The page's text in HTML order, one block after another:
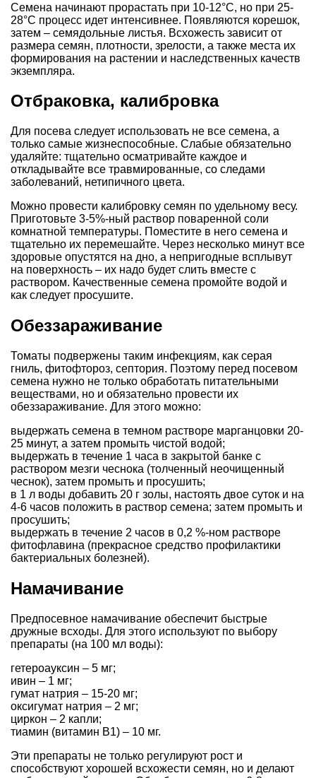
Семена начинают прорастать при 10-12°C, но при 25-
28°C процесс идет интенсивнее. Появляются корешок,
затем – семядольные листья. Всхожесть зависит от
размера семян, плотности, зрелости, а также места их
формирования на растении и наследственных качеств
экземпляра.
Отбраковка, калибровка
Для посева следует использовать не все семена, а
только самые жизнеспособные. Слабые обязательно
удаляйте: тщательно осматривайте каждое и
откладывайте все травмированные, со следами
заболеваний, нетипичного цвета.
Можно провести калибровку семян по удельному весу.
Приготовьте 3-5%-ный раствор поваренной соли
комнатной температуры. Поместите в него семена и
тщательно их перемешайте. Через несколько минут все
здоровые опустятся на дно, а непригодные всплывут
на поверхность – их надо будет слить вместе с
раствором. Качественные семена промойте водой и
как следует просушите.
Обеззараживание
Томаты подвержены таким инфекциям, как серая
гниль, фитофтороз, септория. Поэтому перед посевом
семена нужно не только обработать питательными
веществами, но и обязательно провести их
обеззараживание. Для этого можно:
выдержать семена в темном растворе марганцовки 20-
25 минут, а затем промыть чистой водой;
выдержать в течение 1 часа в закрытой банке с
раствором мезги чеснока (толченный неочищенный
чеснок), затем промыть и просушить;
в 1 л воды добавить 20 г золы, настоять двое суток и на
4-6 часов положить в раствор семена; затем промыть и
просушить;
выдержать в течение 2 часов в 0,2 %-ном растворе
фитофлавина (прекрасное средство профилактики
бактериальных болезней).
Намачивание
Предпосевное намачивание обеспечит быстрые
дружные всходы. Для этого используют по выбору
препараты (на 100 мл воды):
гетероауксин – 5 мг;
ивин – 1 мг;
гумат натрия – 15-20 мг;
оксигумат натрия – 2 мг;
циркон – 2 капли;
тиамин (витамин В1) – 10 мг.
Эти препараты не только регулируют рост и
способствуют хорошей всхожести семян, но и делают